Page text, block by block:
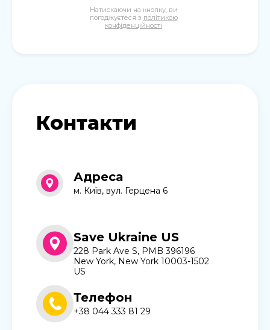
Натискаючи на кнопку, ви
погоджуєтеся з політикою
конфіденційності
Контакти
Адреса
м. Київ, вул. Герцена 6
Save Ukraine US
228 Park Ave S, PMB 396196
New York, New York 10003-1502
US
Телефон
+38 044 333 81 29